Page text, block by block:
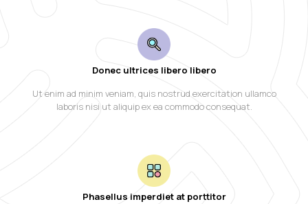
Donec ultrices libero libero
Ut enim ad minim veniam, quis nostrud exercitation ullamco
laboris nisi ut aliquip ex ea commodo consequat.
Phasellus imperdiet at porttitor